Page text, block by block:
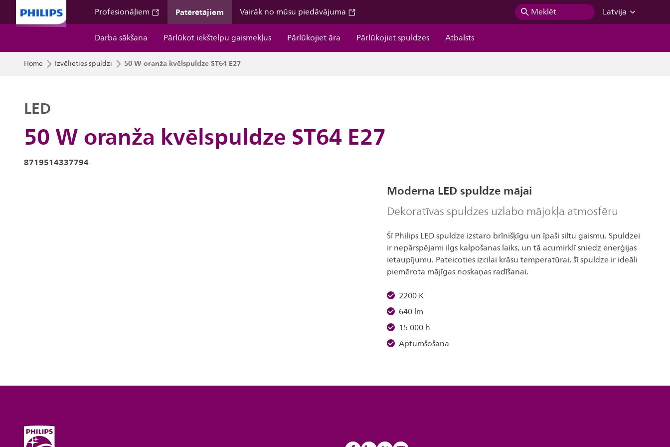
Profesionāļiem Patērētājiem Vairāk no mūsu piedāvājuma Meklēt
Latvija
Darba sākšana
Pārlūkot iekštelpu gaismekļus Pārlūkojiet āra Pārlūkojiet spuldzes Atbalsts
Home Izvēlieties spuldzi 50 W oranža kvēlspuldze ST64 E27
50 W oranža kvēlspuldze ST64 E27
LED
8719514337794
Moderna LED spuldze mājai
Dekoratīvas spuldzes uzlabo mājokļa atmosfēru
Šī Philips LED spuldze izstaro brīnišķīgu un īpaši siltu gaismu. Spuldzei
ir nepārspējami ilgs kalpošanas laiks, un tā acumirklī sniedz enerģijas
ietaupījumu. Pateicoties izcilai krāsu temperatūrai, šī spuldze ir ideāli
piemērota mājīgas noskaņas radīšanai.
2200 K
640 lm
15 000 h
Aptumšošana